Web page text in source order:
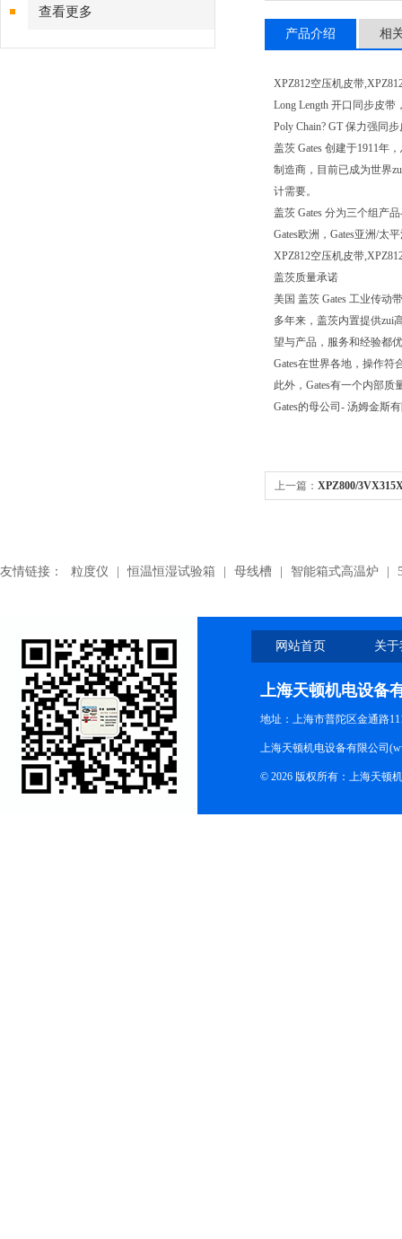
查看更多
产品介绍 相
XPZ812空压机皮带
Long Length 开口同步皮带
Poly Chain? GT 保力强同
盖茨 Gates 创建于1911年
制造商，目前已成为世界
计需要。
盖茨 Gates 分为三个组产
Gates欧洲，Gates亚洲/太
XPZ812空压机皮带
盖茨质量承诺
美国 盖茨 Gates 工业传动
多年来，盖茨内置提供zui
望与产品，服务和经验都
Gates在世界各地，操作符
此外，Gates有一个内部
Gates的母公司- 汤姆金斯
上一篇： XPZ800/
友情链接： 粒度仪 恒温恒湿试验箱 母线槽 智能箱式高温炉
网站首页 关
上海天顿机电设备
地址：上海市普陀区金通路
上海天顿机电设备有限公司
© 2026 版权所有：上海天顿